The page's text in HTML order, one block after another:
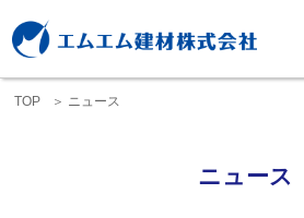
TOP ニュース
ニュース